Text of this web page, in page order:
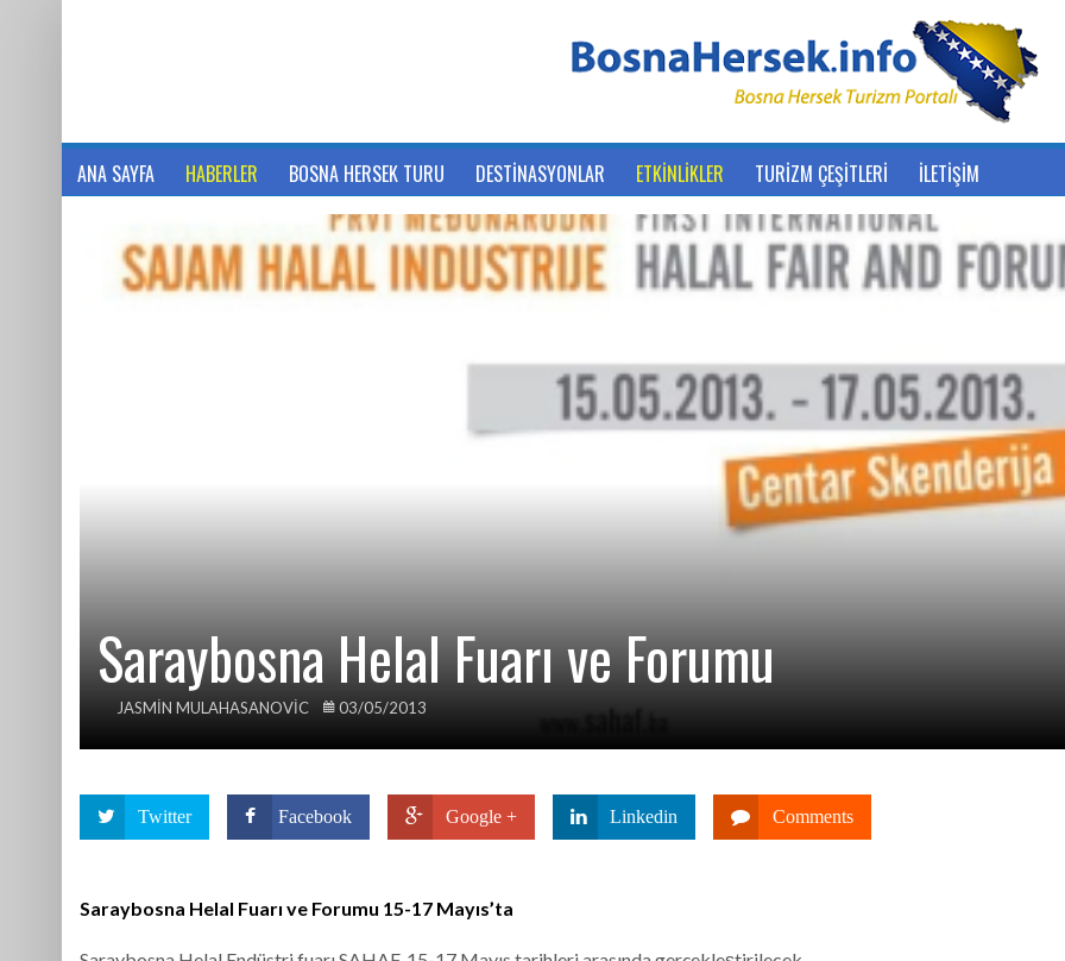
ANA SAYFA HABERLER BOSNA HERSEK TURU DESTİNASYONLAR ETKİNLİKLER TURİZM ÇEŞİTLERİ İLETİŞİM
Saraybosna Helal Fuarı ve Forumu
JASMIN MULAHASANOVIC 03/05/2013
Twitter Facebook Google + Linkedin Comments
Saraybosna Helal Fuarı ve Forumu 15-17 Mayıs’ta